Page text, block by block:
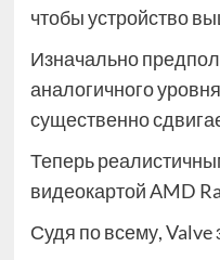
чтобы устройство
Изначально
аналогичного
существенно
Теперь
видеокартой AMD
Судя по всему,